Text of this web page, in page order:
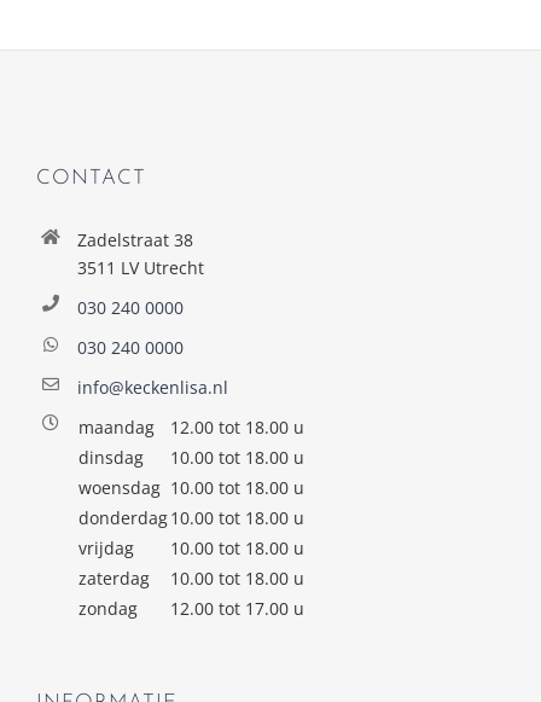
CONTACT
Zadelstraat 38
3511 LV Utrecht
030 240 0000
030 240 0000
info@keckenlisa.nl
maandag
12.00 tot 18.00 u
dinsdag
10.00 tot 18.00 u
woensdag 10.00 tot 18.00 u
donderdag10.00 tot 18.00 u
vrijdag
10.00 tot 18.00 u
zaterdag
10.00 tot 18.00 u
zondag
12.00 tot 17.00 u